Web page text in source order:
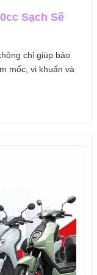
Sạch Sẽ
chỉ giúp bảo
mốc, vi khuẩn và